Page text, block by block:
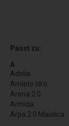
Passt zu:
A
Adelia
Amleto Idro
Arena 2.0
Armida
Arpa 2.0 Maiolica